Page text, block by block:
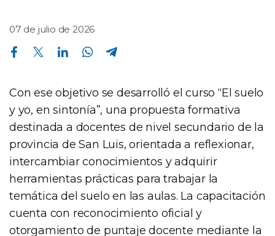
07 de julio de 2026
Compartir en Facebook Compartir en Twitter Compartir en Linkedin Compartir en Whatsapp
Con ese objetivo se desarrolló el curso “El suelo
y yo, en sintonía”, una propuesta formativa
destinada a docentes de nivel secundario de la
provincia de San Luis, orientada a reflexionar,
intercambiar conocimientos y adquirir
herramientas prácticas para trabajar la
temática del suelo en las aulas. La capacitación
cuenta con reconocimiento oficial y
otorgamiento de puntaje docente mediante la